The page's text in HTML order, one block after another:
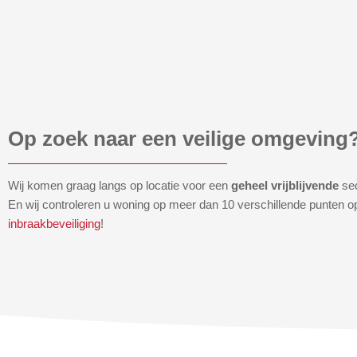
Op zoek naar een veilige
Wij komen graag langs op locatie voor een geheel vrijblijvende
En wij controleren u woning op meer dan 10 verschillende punten
inbraakbeveiliging!